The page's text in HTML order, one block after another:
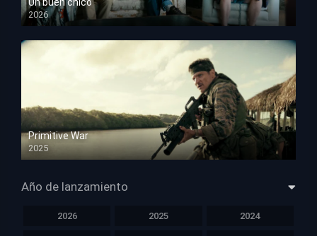
2026
HD 1080p
Primitive War
2025
HD 1080p
Año de lanzamiento
2026 2025 2024